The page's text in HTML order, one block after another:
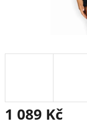
1 089 Kč